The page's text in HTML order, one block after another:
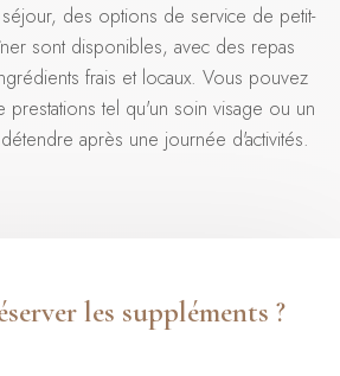
des options de service de petit-
sont disponibles, avec des repas
frais et locaux. Vous pouvez
prestations tel qu'un soin visage ou un
après une journée d'activités.
les suppléments ?